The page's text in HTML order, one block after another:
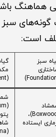
هماهنگ
گونه‌های
است:
سبز
(Accent)
(Boxwood)،
ایستاده
(Verbena)